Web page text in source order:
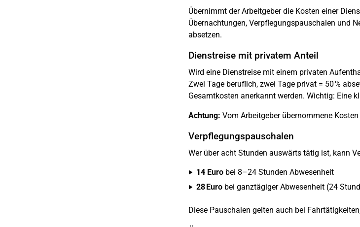
Übernimmt der Arbeitgeber die Kosten einer
Übernachtungen, Verpflegungspauschalen und
absetzen.
Dienstreise mit privatem Anteil
Wird eine Dienstreise mit einem privaten
Zwei Tage beruflich, zwei Tage privat = 50 %
Gesamtkosten anerkannt werden. Wichtig: Eine
Achtung: Vom Arbeitgeber übernommene
Verpflegungspauschalen
Wer über acht Stunden auswärts tätig ist, kann
14 Euro bei 8–24 Stunden Abwesenheit
28 Euro bei ganztägiger Abwesenheit (24
Diese Pauschalen gelten auch bei